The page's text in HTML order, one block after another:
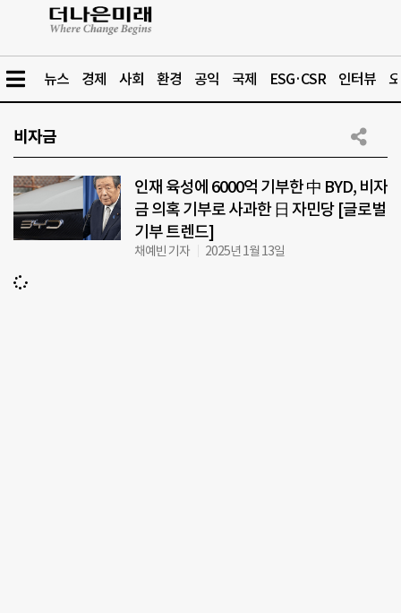
뉴스 경제 사회 환경 공익 국제 ESG·CSR 인터뷰
비자금
인재 육성에 6000억 기부한 中 BYD, 비자
금 의혹 기부로 사과한 日 자민당 [글로벌
기부 트렌드]
채예빈 기자 2025년 1월 13일